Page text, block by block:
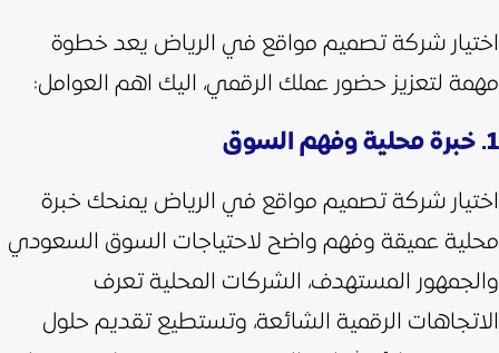
اختيار شركة تصميم مواقع في الرياض يعد خطوة
مهمة لتعزيز حضور عملك الرقمي، اليك اهم العوامل:
1. خبرة محلية وفهم السوق
اختيار شركة تصميم مواقع في الرياض يمنحك خبرة
محلية عميقة وفهم واضح لاحتياجات السوق السعودي
والجمهور المستهدف، الشركات المحلية تعرف
الاتجاهات الرقمية الشائعة، وتستطيع تقديم حلول